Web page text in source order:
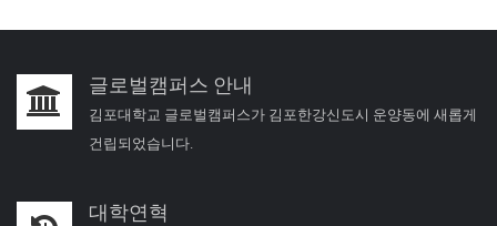
글로벌캠퍼스 안내
김포대학교 글로벌캠퍼스가 김포한강신도시 운양동에 새롭게
건립되었습니다.
대학연혁